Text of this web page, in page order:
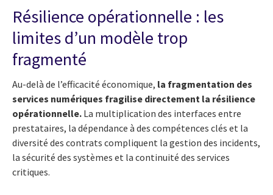
Résilience opérationnelle : les
limites d’un modèle trop
fragmenté
Au-delà de l’efficacité économique, la fragmentation des
services numériques fragilise directement la résilience
opérationnelle. La multiplication des interfaces entre
prestataires, la dépendance à des compétences clés et la
diversité des contrats compliquent la gestion des incidents,
la sécurité des systèmes et la continuité des services
critiques.